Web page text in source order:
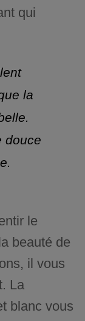
qui
la
douce
le
beauté de
il vous
La
blanc vous